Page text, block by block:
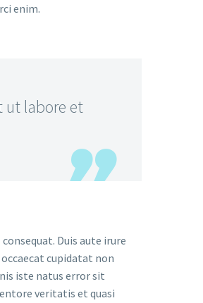
enim.
labore et
Duis aute irure
cupidatat non
iste natus error sit
veritatis et quasi